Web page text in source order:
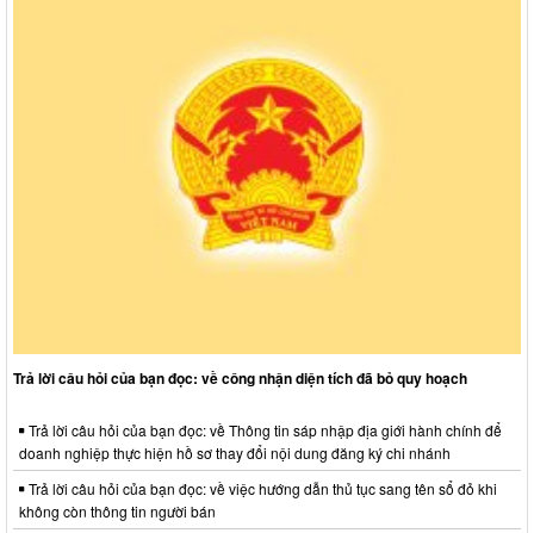
Trả lời câu hỏi của bạn đọc: về công nhận diện tích đã bỏ quy hoạch
Trả lời câu hỏi của bạn đọc: về Thông tin sáp nhập địa giới hành chính để
doanh nghiệp thực hiện hồ sơ thay đổi nội dung đăng ký chi nhánh
Trả lời câu hỏi của bạn đọc: về việc hướng dẫn thủ tục sang tên sổ đỏ khi
không còn thông tin người bán